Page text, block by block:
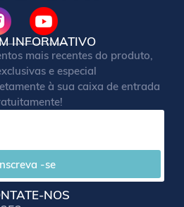
INFORMATIVO
mais recentes do produto,
e especial
à sua caixa de entrada
-se
NOS